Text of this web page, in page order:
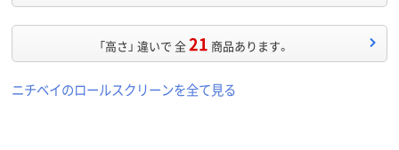
「高さ」 違いで 全21 商品あります。
ニチベイのロールスクリーンを全て見る